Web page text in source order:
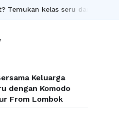
kelas seru dan materi
Keluarga
dengan Komodo
From Lombok